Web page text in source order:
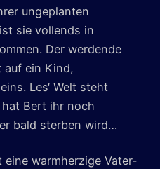
ungeplanten
sie vollends in
Der werdende
auf ein Kind,
Les‘ Welt steht
Bert ihr noch
bald sterben wird…
eine warmherzige Vater-